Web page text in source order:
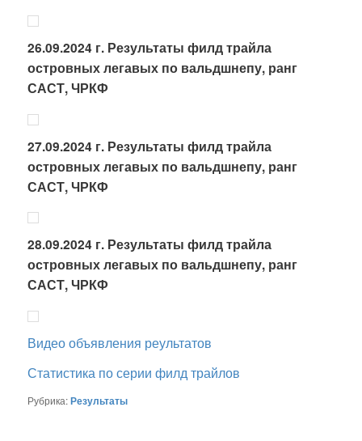
26.09.2024 г. Результаты филд трайла
островных легавых по вальдшнепу, ранг
САСТ, ЧРКФ
27.09.2024 г. Результаты филд трайла
островных легавых по вальдшнепу, ранг
САСТ, ЧРКФ
28.09.2024 г. Результаты филд трайла
островных легавых по вальдшнепу, ранг
САСТ, ЧРКФ
Видео объявления реультатов
Статистика по серии филд трайлов
Рубрика:Результаты